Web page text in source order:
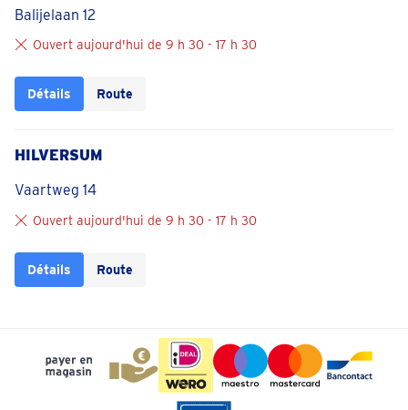
Balijelaan 12
Ouvert aujourd'hui de 9 h 30 - 17 h 30
Détails Route
HILVERSUM
Vaartweg 14
Ouvert aujourd'hui de 9 h 30 - 17 h 30
Détails Route